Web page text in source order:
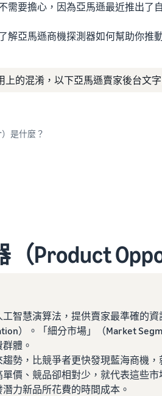
需要擔心，因為亞馬遜最近推出
亞馬遜商機探測器如何幫助你推
的混淆，以下亞馬遜賣家後台文
是什麼？
Product
智慧演算法，提供賣家最準確的
）。「細分市場」（Market
體。
勢，比競爭者更快發現藍海商機
價、競品卻相對少，就代表這些
力新品所花費的時間成本。